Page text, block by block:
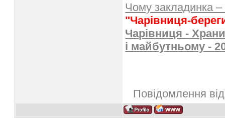
Чому закладинка
"Чарівниця-
Чарівниця -
і майбутньому -
Повідомлення